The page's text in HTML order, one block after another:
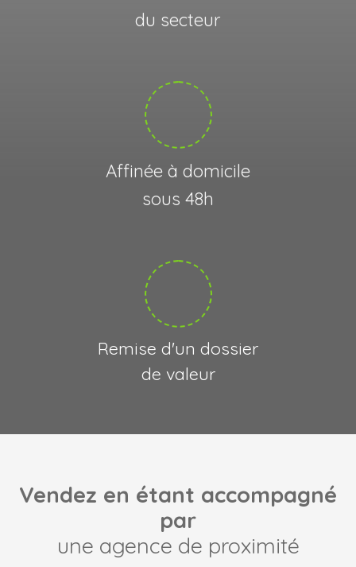
du secteur
Affinée à domicile
sous 48h
Remise d'un dossier
de valeur
Vendez en étant accompagné
par
une agence de proximité